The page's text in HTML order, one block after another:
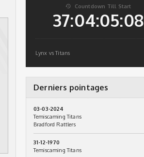
 Countdown Till Start
37:04:05:08
Lynx vs Titans
Derniers pointages
03-03-2024
Temiscaming Titans
Bradford Rattlers
31-12-1970
Temiscaming Titans